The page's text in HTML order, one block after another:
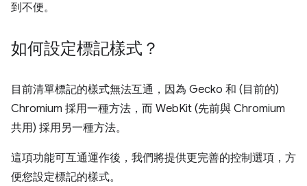
到不便。
如何設定標記樣式？
目前清單標記的樣式無法互通，因為 Gecko 和 (目前的)
Chromium 採用一種方法，而 WebKit (先前與 Chromium
共用) 採用另一種方法。
這項功能可互通運作後，我們將提供更完善的控制選項，方
便您設定標記的樣式。